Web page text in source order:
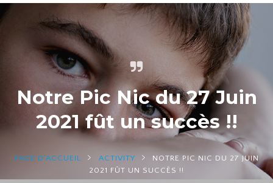
Notre Pic Nic du 27 Juin
2021 fût un succès !!
PAGE D'ACCUEIL ACTIVITY
NOTRE PIC NIC DU 27 JUIN
2021 FÛT UN SUCCÈS !!